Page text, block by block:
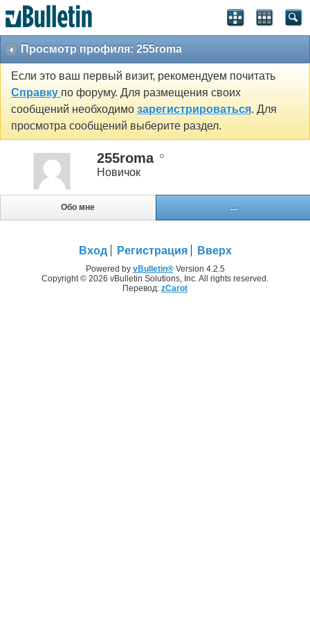
Просмотр профиля: 255roma
Если это ваш первый визит, рекомендуем почитать
Справку по форуму. Для размещения своих
сообщений необходимо зарегистрироваться. Для
просмотра сообщений выберите раздел.
255roma
Новичок
Обо мне ...
Вход Регистрация Вверх
Powered by vBulletin®Version 4.2.5
Copyright © 2026 vBulletin Solutions, Inc. All rights reserved.
Перевод: zCarot